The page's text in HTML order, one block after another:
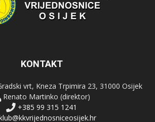
KONTAKT
vrt, Kneza Trpimira 23, 31000 Osijek
Renato Martinko (direktor)
+385 99 315 1241